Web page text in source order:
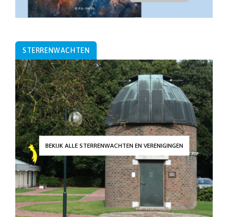
STERRENWACHTEN
BEKIJK ALLE STERRENWACHTEN EN VERENIGINGEN